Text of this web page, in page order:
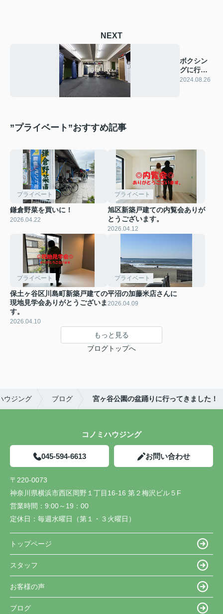
NEXT
ボクシン
グに行っ
てきまし
2024.08.26
”プライベート”おすすめ記事
プライベート
鎌倉野菜を買いに！
2026.04.22
プライベート
旭区新築戸建ての内覧会ありが
とうございます。
2026.04.12
プライベート
保土ヶ谷区川島町新築戸建ての
現地見学会ありがとうございま
す。
2026.04.10
プライベート
平沼の加藤米店さんに
2026.04.09
もっと見る
ブログトップへ
ウジング ブログ 宮ヶ谷公園の盆踊りに行ってきました！
コノミハウジング
045-594-6613 お問い合わせ
〒220-0073
神奈川県横浜市西区岡野１丁目16-16 第２梅沢ビル５F
営業時間： 9:00～19：00
定休日： 毎週水曜日（第１・３火曜日）
トップページ
スタッフ
お客様の声
ブログ